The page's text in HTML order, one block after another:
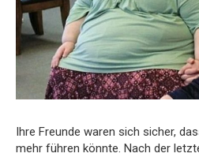
Ihre Freunde waren sich sicher,
mehr führen könnte. Nach der